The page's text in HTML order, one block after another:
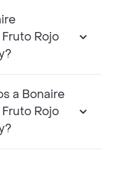
Rojo
a Bonaire
Rojo